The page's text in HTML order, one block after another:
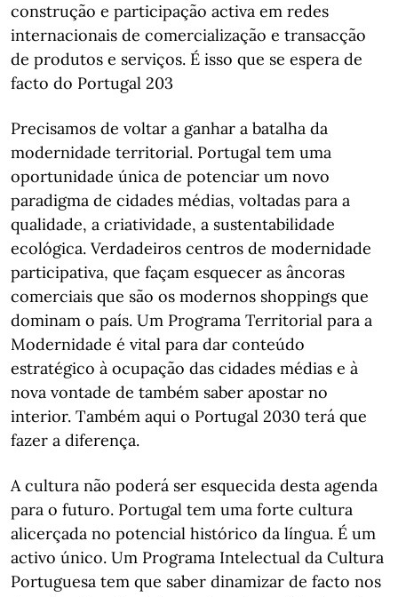
construção e participação activa em redes
internacionais de comercialização e transacção
de produtos e serviços. É isso que se espera de
facto do Portugal 203
Precisamos de voltar a ganhar a batalha da
modernidade territorial. Portugal tem uma
oportunidade única de potenciar um novo
paradigma de cidades médias, voltadas para a
qualidade, a criatividade, a sustentabilidade
ecológica. Verdadeiros centros de modernidade
participativa, que façam esquecer as âncoras
comerciais que são os modernos shoppings que
dominam o país. Um Programa Territorial para a
Modernidade é vital para dar conteúdo
estratégico à ocupação das cidades médias e à
nova vontade de também saber apostar no
interior. Também aqui o Portugal 2030 terá que
fazer a diferença.
A cultura não poderá ser esquecida desta agenda
para o futuro. Portugal tem uma forte cultura
alicerçada no potencial histórico da língua. É um
activo único. Um Programa Intelectual da Cultura
Portuguesa tem que saber dinamizar de facto nos